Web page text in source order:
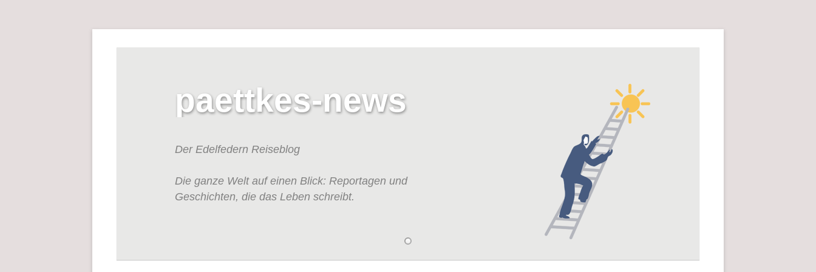
paettkes-news
Der Edelfedern Reiseblog
Die ganze Welt auf einen Blick: Reportagen und
Geschichten, die das Leben schreibt.